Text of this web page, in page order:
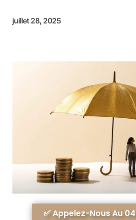
juillet 28, 2025
✅ Appelez-Nous Au 04